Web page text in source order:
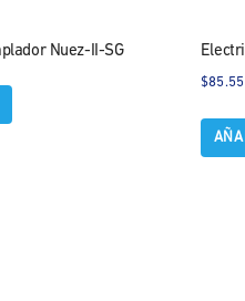
Nuez-II-SG
$85.55